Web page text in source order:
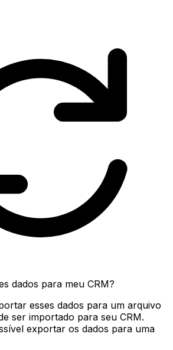
dados para meu CRM?
esses dados para um arquivo
ser importado para seu CRM.
exportar os dados para uma